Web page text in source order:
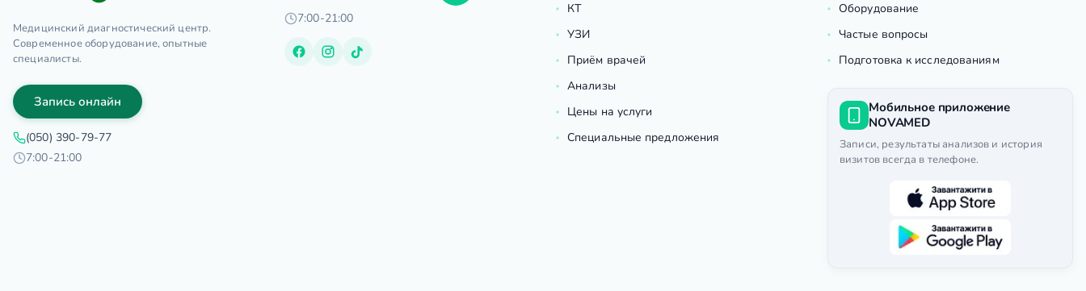
Медицинский диагностический центр.
Современное оборудование, опытные
специалисты.
Запись онлайн
(050) 390-79-77
7:00-21:00
7:00-21:00
КТ
УЗИ
Приём врачей
Анализы
Цены на услуги
Специальные предложения
Оборудование
Частые вопросы
Подготовка к исследованиям
Мобильное приложение
NOVAMED
Записи, результаты анализов и история
визитов всегда в телефоне.